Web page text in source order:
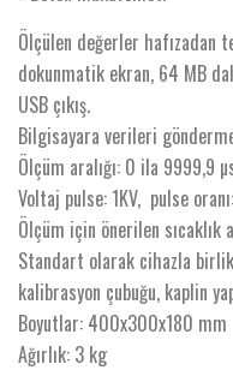
Ölçülen değerler hafızadan
dokunmatik ekran, 64 MB
USB çıkış.
Bilgisayara verileri
Ölçüm aralığı: 0 ila 9999,9
Voltaj pulse: 1KV, pulse
Ölçüm için önerilen sıcaklık
Standart olarak cihazla
kalibrasyon çubuğu, kaplin
Boyutlar: 400x300x180 mm
Ağırlık: 3 kg